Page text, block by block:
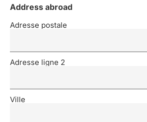
Address abroad
Adresse postale
Adresse ligne 2
Ville